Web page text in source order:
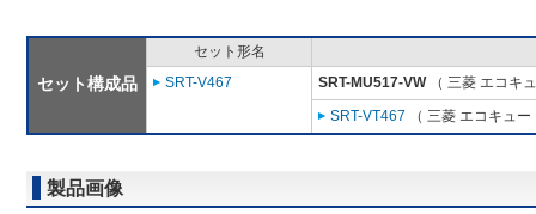
セット構成品
セット形名
SRT-V467
SRT-MU517-VW（ 三菱 エコキ
SRT-VT467 （ 三菱 エコキュ
製品画像